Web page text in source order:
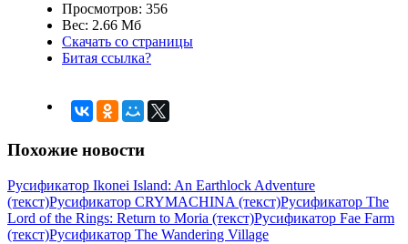
Просмотров: 356
Вес: 2.66 Мб
Скачать со страницы
Битая ссылка?
Похожие новости
Русификатор Ikonei Island: An Earthlock Adventure
(текст)Русификатор CRYMACHINA (текст)Русификатор The
Lord of the Rings: Return to Moria (текст)Русификатор Fae Farm
(текст)Русификатор The Wandering Village